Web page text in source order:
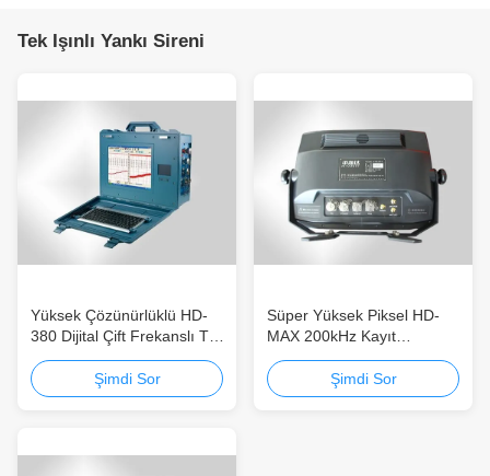
Tek Işınlı Yankı Sireni
Yüksek Çözünürlüklü HD-
380 Dijital Çift Frekanslı Toz
Geçirmez Tek Işınlı Yankı
Sireni Taşınabilir
Şimdi Sor
Süper Yüksek Piksel HD-
MAX 200kHz Kayıt
Oynatma Tek Işın Yankı
Sireni Kolay Kayıt ve
Oynatma Çoklu Çıkışlar
Şimdi Sor